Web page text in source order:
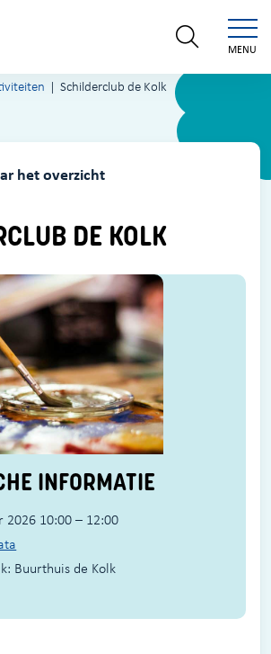
MENU
Schilderclub de Kolk
het overzicht
DE KOLK
INFORMATIE
2026 10:00 – 12:00
Buurthuis de Kolk